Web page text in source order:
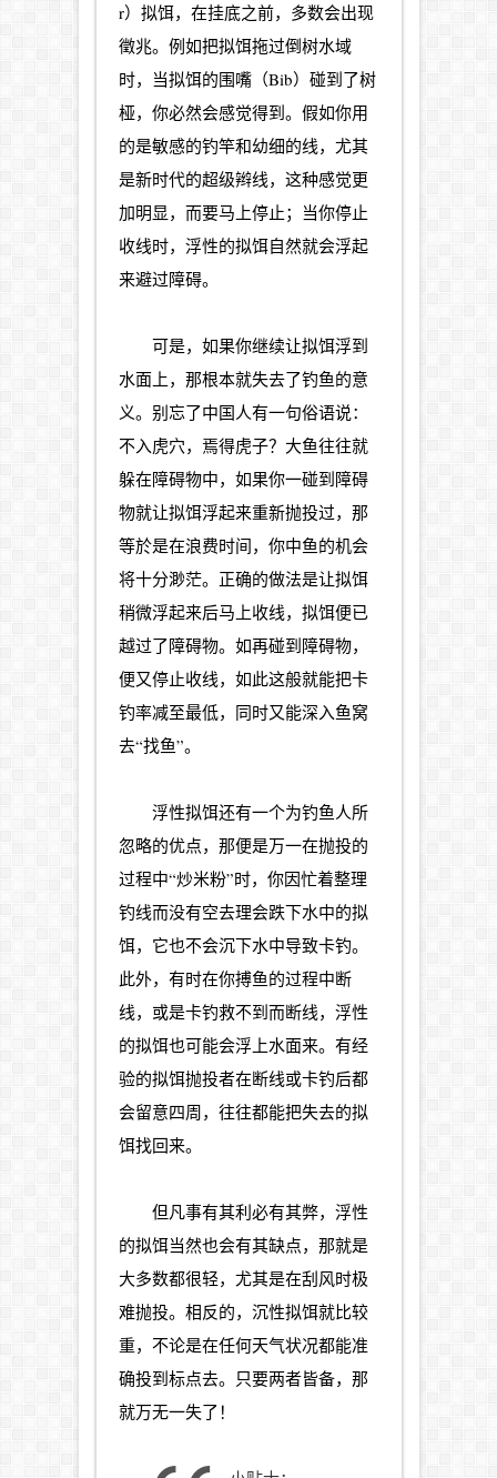
r）拟饵，在挂底之前，多数会出现
徵兆。例如把拟饵拖过倒树水域
时，当拟饵的围嘴（Bib）碰到了树
桠，你必然会感觉得到。假如你用
的是敏感的钓竿和幼细的线，尤其
是新时代的超级辫线，这种感觉更
加明显，而要马上停止；当你停止
收线时，浮性的拟饵自然就会浮起
来避过障碍。
可是，如果你继续让拟饵浮到
水面上，那根本就失去了钓鱼的意
义。别忘了中国人有一句俗语说：
不入虎穴，焉得虎子？大鱼往往就
躲在障碍物中，如果你一碰到障碍
物就让拟饵浮起来重新抛投过，那
等於是在浪费时间，你中鱼的机会
将十分渺茫。正确的做法是让拟饵
稍微浮起来后马上收线，拟饵便已
越过了障碍物。如再碰到障碍物，
便又停止收线，如此这般就能把卡
钓率减至最低，同时又能深入鱼窝
去“找鱼”。
浮性拟饵还有一个为钓鱼人所
忽略的优点，那便是万一在抛投的
过程中“炒米粉”时，你因忙着整理
钓线而没有空去理会跌下水中的拟
饵，它也不会沉下水中导致卡钓。
此外，有时在你搏鱼的过程中断
线，或是卡钓救不到而断线，浮性
的拟饵也可能会浮上水面来。有经
验的拟饵抛投者在断线或卡钓后都
会留意四周，往往都能把失去的拟
饵找回来。
但凡事有其利必有其弊，浮性
的拟饵当然也会有其缺点，那就是
大多数都很轻，尤其是在刮风时极
难抛投。相反的，沉性拟饵就比较
重，不论是在任何天气状况都能准
确投到标点去。只要两者皆备，那
就万无一失了！